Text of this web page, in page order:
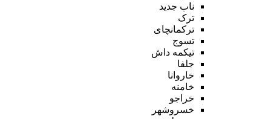
ناب جدید
ترک
ترکمانچای
تسوج
تیکمه داش
جلفا
خاروانا
خامنه
خراجو
خسروشهر